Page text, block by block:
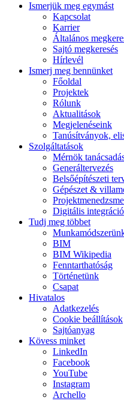
Ismerjük meg egymást
Kapcsolat
Karrier
Általános
Sajtó megkeresés
Hírlevél
Ismerj meg bennünket
Főoldal
Projektek
Rólunk
Aktualitások
Megjelenéseink
Tanúsítványok,
Szolgáltatások
Mérnök
Generáltervezés
Belsőépítészeti
Gépészet &
Digitális integráció
Tudj meg többet
BIM
BIM Wikipedia
Fenntarthatóság
Történetünk
Csapat
Hivatalos
Adatkezelés
Cookie beállítások
Sajtóanyag
Kövess minket
LinkedIn
Facebook
YouTube
Instagram
Archello